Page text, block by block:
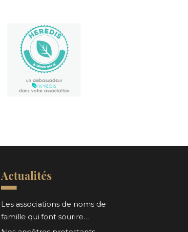
Actualités
Les associations de noms de
famille qui font sourire…